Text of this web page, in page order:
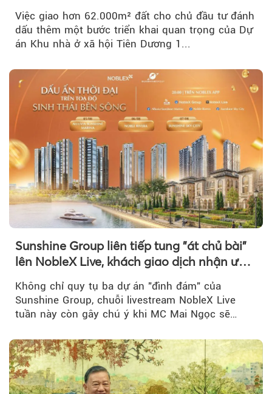
Việc giao hơn 62.000m² đất cho chủ đầu tư đánh
dấu thêm một bước triển khai quan trọng của Dự
án Khu nhà ở xã hội Tiên Dương 1...
Sunshine Group liên tiếp tung "át chủ bài"
lên NobleX Live, khách giao dịch nhận ưu
Không chỉ quy tụ ba dự án "đình đám" của
Sunshine Group, chuỗi livestream NobleX Live
tuần này còn gây chú ý khi MC Mai Ngọc sẽ